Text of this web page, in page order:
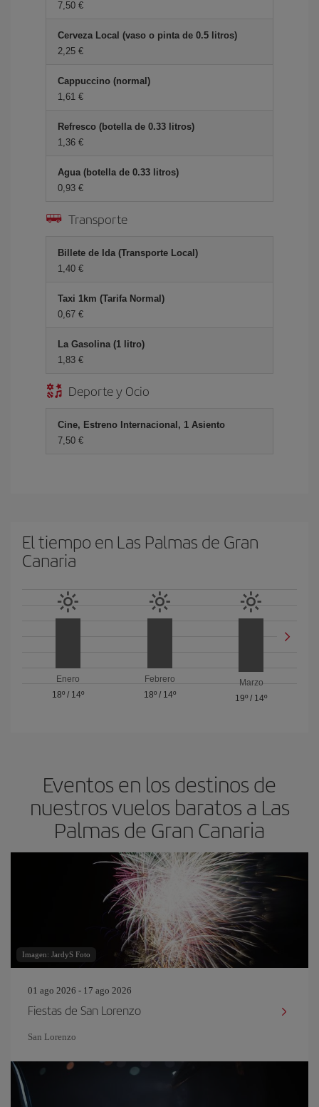
7,50 €
Cerveza Local (vaso o pinta de 0.5 litros)
2,25 €
Cappuccino (normal)
1,61 €
Refresco (botella de 0.33 litros)
1,36 €
Agua (botella de 0.33 litros)
0,93 €
Transporte
Billete de Ida (Transporte Local)
1,40 €
Taxi 1km (Tarifa Normal)
0,67 €
La Gasolina (1 litro)
1,83 €
Deporte y Ocio
Cine, Estreno Internacional, 1 Asiento
7,50 €
El tiempo en Las Palmas de Gran
Canaria
Enero
18º/ 14º
Febrero
18º/ 14º
Marzo
19º / 14º
Eventos en los destinos de
nuestros vuelos baratos a Las
Palmas de Gran Canaria
Imagen: JardyS Foto
01 ago 2026 - 17 ago 2026
Fiestas de San Lorenzo
San Lorenzo